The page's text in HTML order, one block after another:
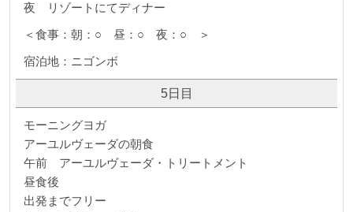
夜 リゾートにてディナー
＜食事：朝：○ 昼：○ 夜：○ ＞
宿泊地：ニゴンボ
5日目
モーニングヨガ
アーユルヴェーダの朝食
午前 アーユルヴェーダ・トリートメント
昼食後
出発までフリー